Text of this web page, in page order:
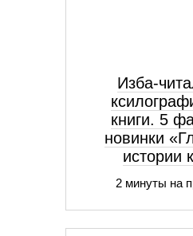
Изба-
книги. 5
новинки
истории
2 минуты на